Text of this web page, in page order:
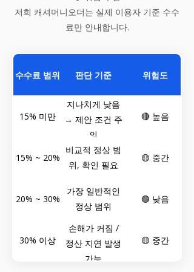
저희 캐셔머니오더는 실제 이용자 기준 수수
료만 안내합니다.
수수료 범위 판단 기준 위험도
15% 미만
지나치게 낮음
→ 제안 조건 주
의
🔴 높음
15% ~ 20%
비교적 정상 범
위, 확인 필요
🟡 중간
20% ~ 30%
가장 일반적인
정상 범위
🟢 낮음
30% 이상
손해가 커짐 /
정산 지연 발생
가능
🟡 중간